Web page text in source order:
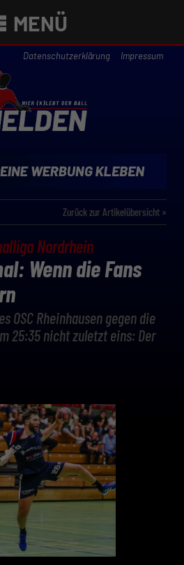
MENÜ
Datenschutzerklärung Impressum
Zurück zur Artikelübersicht »
Nordrhein
Wenn die Fans
OSC Rheinhausen gegen die
25:35 nicht zuletzt eins: Der